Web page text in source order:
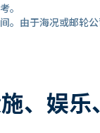
。
。由于海况或邮轮
、娱乐